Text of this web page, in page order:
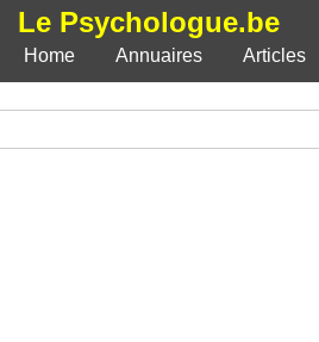
Le Psychologue.be
Home
Annuaires Articles